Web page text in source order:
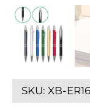
SKU: XB-